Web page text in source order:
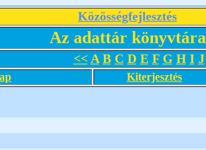
Közösségfejlesztés
Az adattár könyvtára
<< A B C D E F G H I J
Kiterjesztés